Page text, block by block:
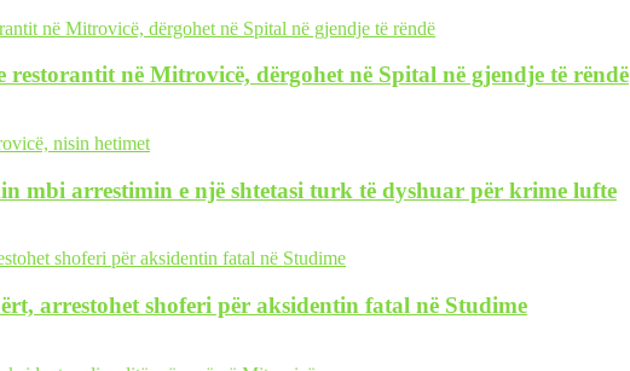
restorantit në Mitrovicë, dërgohet në Spital në gjendje të rëndë
mbi arrestimin e një shtetasi turk të dyshuar për krime lufte
arrestohet shoferi për aksidentin fatal në Studime